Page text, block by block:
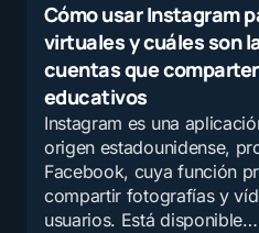
Cómo usar Instagram
virtuales y cuáles son
cuentas que
educativos
Instagram es una
origen estadounidense,
Facebook, cuya función
compartir fotografías y
usuarios. Está disponible…